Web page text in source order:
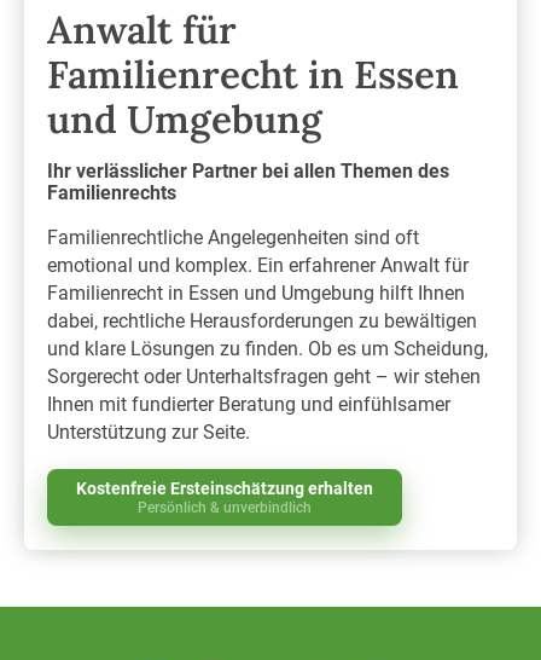
Anwalt für
Familienrecht in Essen
und Umgebung
Ihr verlässlicher Partner bei allen Themen des
Familienrechts
Familienrechtliche Angelegenheiten sind oft
emotional und komplex. Ein erfahrener Anwalt für
Familienrecht in Essen und Umgebung hilft Ihnen
dabei, rechtliche Herausforderungen zu bewältigen
und klare Lösungen zu finden. Ob es um Scheidung,
Sorgerecht oder Unterhaltsfragen geht – wir stehen
Ihnen mit fundierter Beratung und einfühlsamer
Unterstützung zur Seite.
Kostenfreie Ersteinschätzung erhalten
Persönlich & unverbindlich